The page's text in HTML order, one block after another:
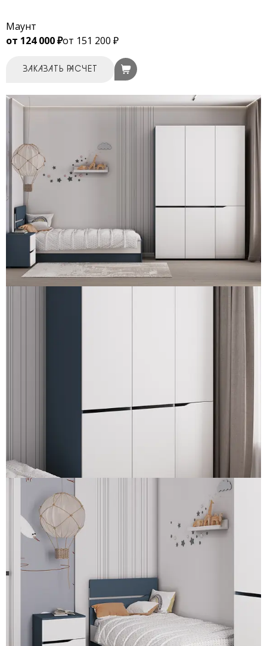
Маунт
от 124 000 ₽от 151 200 ₽
ЗАКАЗАТЬ РАСЧЕТ